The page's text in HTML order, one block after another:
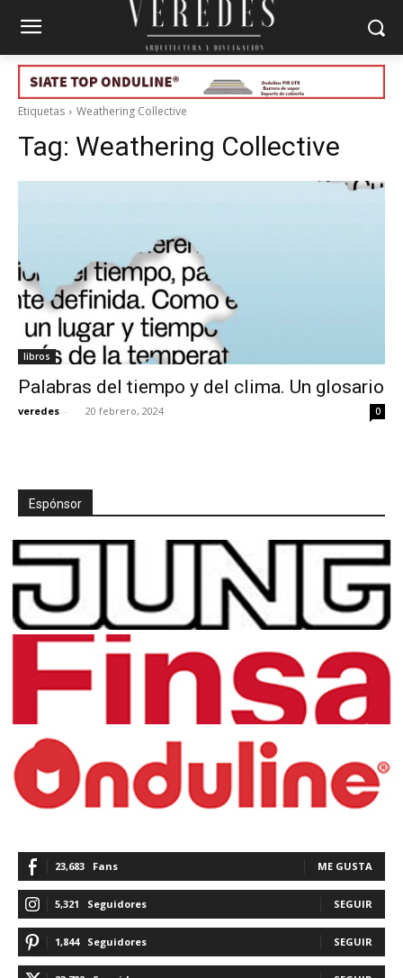
Etiquetas Weathering Collective
Tag: Weathering Collective
libros
Palabras del tiempo y del clima. Un glosario
veredes - 20 febrero, 2024 0
Espónsor
23,683 Fans ME GUSTA
5,321 Seguidores SEGUIR
1,844 Seguidores SEGUIR